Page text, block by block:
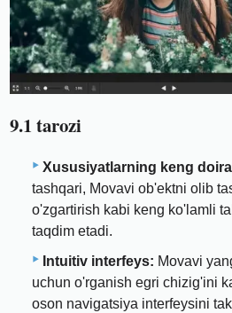
9.1 tarozi
Xususiyatlarning keng
tashqari, Movavi ob'ektni olib
o'zgartirish kabi keng ko'lamli
taqdim etadi.
Intuitiv interfeys: Movavi
uchun o'rganish egri chizig'ini
oson navigatsiya interfeysini